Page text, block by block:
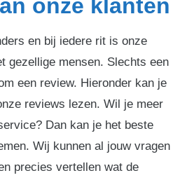
onze klanten
en bij iedere rit is onze
gezellige mensen. Slechts een
een review. Hieronder kan je
reviews lezen. Wil je meer
Dan kan je het beste
Wij kunnen al jouw vragen
precies vertellen wat de